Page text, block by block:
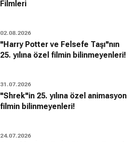
Filmleri
02.08.2026
"Harry Potter ve Felsefe Taşı"nın
25. yılına özel filmin bilinmeyenleri!
31.07.2026
"Shrek"in 25. yılına özel animasyon
filmin bilinmeyenleri!
24.07.2026